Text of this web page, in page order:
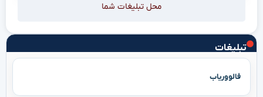
تبلیغات
فالووریاب
محل تبلیغات شما